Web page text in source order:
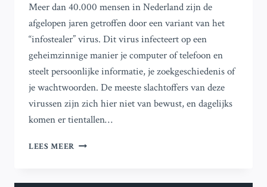
Meer dan 40.000 mensen in Nederland zijn de
afgelopen jaren getroffen door een variant van het
“infostealer” virus. Dit virus infecteert op een
geheimzinnige manier je computer of telefoon en
steelt persoonlijke informatie, je zoekgeschiedenis of
je wachtwoorden. De meeste slachtoffers van deze
virussen zijn zich hier niet van bewust, en dagelijks
komen er tientallen…
LEES MEER INFO-
VIRUSSEN